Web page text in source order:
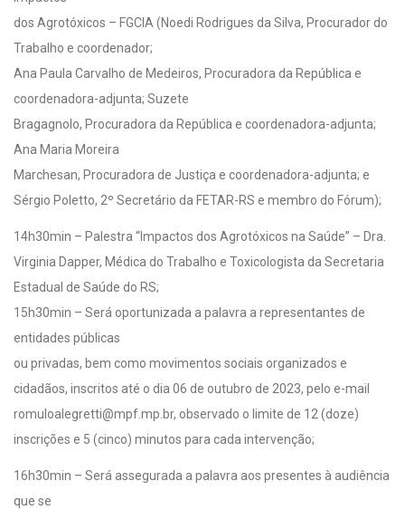
dos Agrotóxicos – FGCIA (Noedi Rodrigues da Silva, Procurador do
Trabalho e coordenador;
Ana Paula Carvalho de Medeiros, Procuradora da República e
coordenadora-adjunta; Suzete
Bragagnolo, Procuradora da República e coordenadora-adjunta;
Ana Maria Moreira
Marchesan, Procuradora de Justiça e coordenadora-adjunta; e
Sérgio Poletto, 2º Secretário da FETAR-RS e membro do Fórum);
14h30min – Palestra “Impactos dos Agrotóxicos na Saúde” – Dra.
Virginia Dapper, Médica do Trabalho e Toxicologista da Secretaria
Estadual de Saúde do RS;
15h30min – Será oportunizada a palavra a representantes de
entidades públicas
ou privadas, bem como movimentos sociais organizados e
cidadãos, inscritos até o dia 06 de outubro de 2023, pelo e-mail
romuloalegretti@mpf.mp.br, observado o limite de 12 (doze)
inscrições e 5 (cinco) minutos para cada intervenção;
16h30min – Será assegurada a palavra aos presentes à audiência
que se